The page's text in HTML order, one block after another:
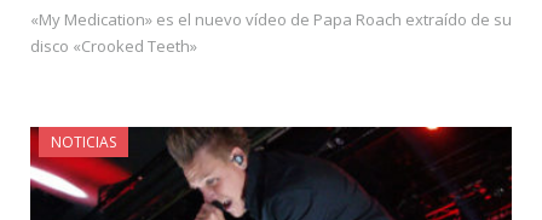
«My Medication» es el nuevo vídeo de Papa Roach extraído de su
disco «Crooked Teeth»
NOTICIAS